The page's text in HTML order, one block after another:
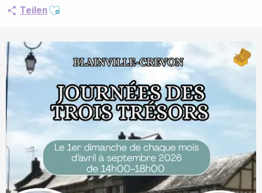
TeilenAjouter aux favoris